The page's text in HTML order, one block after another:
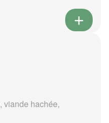
viande hachée,